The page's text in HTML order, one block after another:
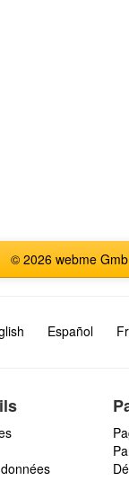
© 2026 webme
Español